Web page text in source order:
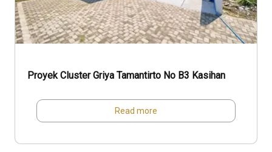
Proyek Cluster Griya Tamantirto No B3 Kasihan
Read more